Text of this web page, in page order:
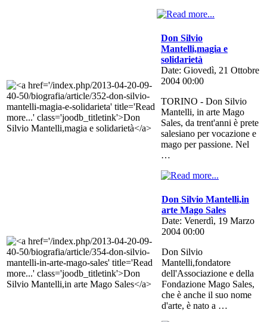
Don Silvio
Mantelli,magia e
solidarietà
Date: Giovedì, 21 Ottobre
2004 00:00
TORINO - Don Silvio
Mantelli, in arte Mago
Sales, da trent'anni è prete
salesiano per vocazione e
mago per passione. Nel
…
Don Silvio Mantelli,in
arte Mago Sales
Date: Venerdì, 19 Marzo
2004 00:00
Don Silvio
Mantelli,fondatore
dell'Associazione e della
Fondazione Mago Sales,
che è anche il suo nome
d'arte, è nato a …